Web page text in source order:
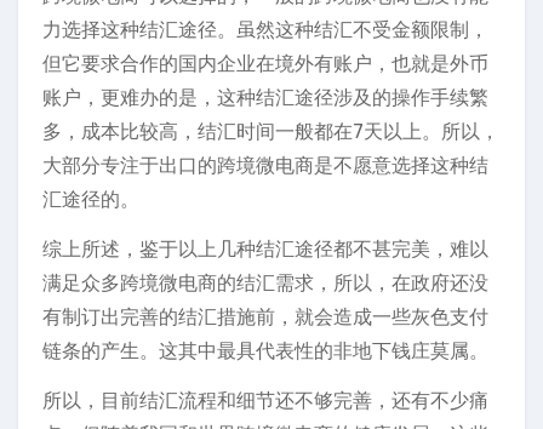
力选择这种结汇途径。虽然这种结汇不受金额限制，
但它要求合作的国内企业在境外有账户，也就是外币
账户，更难办的是，这种结汇途径涉及的操作手续繁
多，成本比较高，结汇时间一般都在7天以上。所以，
大部分专注于出口的跨境微电商是不愿意选择这种结
汇途径的。
综上所述，鉴于以上几种结汇途径都不甚完美，难以
满足众多跨境微电商的结汇需求，所以，在政府还没
有制订出完善的结汇措施前，就会造成一些灰色支付
链条的产生。这其中最具代表性的非地下钱庄莫属。
所以，目前结汇流程和细节还不够完善，还有不少痛